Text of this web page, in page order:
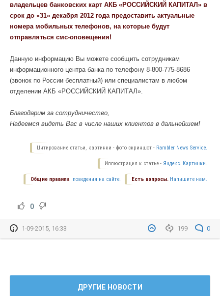
владельцев банковских карт АКБ «РОССИЙСКИЙ КАПИТАЛ» в
срок до «31» декабря 2012 года предоставить актуальные
номера мобильных телефонов, на которые будут
отправляться смс-оповещения!
Данную информацию Вы можете сообщить сотрудникам
информационного центра банка по телефону 8-800-775-8686
(звонок по России бесплатный) или специалистам в любом
отделении АКБ «РОССИЙСКИЙ КАПИТАЛ»
Благодарим за сотрудничество,
Надеемся видеть Вас в числе наших клиентов в дальнейшем!
Цитирование статьи, картинки - фото скриншот - Rambler News Service.
Иллюстрация к статье - Яндекс. Картинки.
Есть вопросы. Напишите нам.
Общие правила поведения на сайте.
0
199 0
1-09-2015, 16:33
ДРУГИЕ НОВОСТИ